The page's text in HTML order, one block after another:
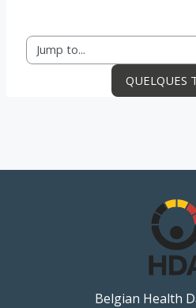
Jump to...
QUELQUES
Belgian Health